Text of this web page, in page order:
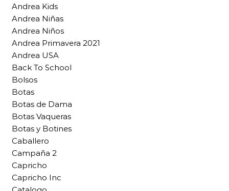
Andrea Kids
Andrea Niñas
Andrea Niños
Andrea Primavera 2021
Andrea USA
Back To School
Bolsos
Botas
Botas de Dama
Botas Vaqueras
Botas y Botines
Caballero
Campaña 2
Capricho
Capricho Inc